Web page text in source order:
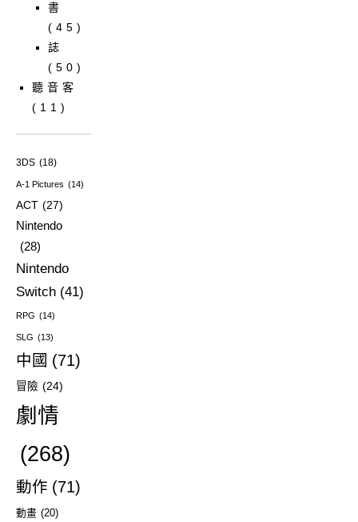
書
(45)
誌
(50)
聽音客
(11)
3DS (18)
A-1 Pictures (14)
ACT (27)
Nintendo
(28)
Nintendo
Switch (41)
RPG (14)
SLG (13)
中國 (71)
冒險 (24)
劇情
(268)
動作 (71)
動畫 (20)